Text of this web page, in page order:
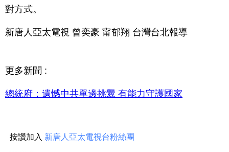
對方式。
新唐人亞太電視 曾奕豪 甯郁翔 台灣台北報導
更多新聞 :
總統府：遺憾中共單邊挑釁 有能力守護國家
按讚加入 新唐人亞太電視台粉絲團